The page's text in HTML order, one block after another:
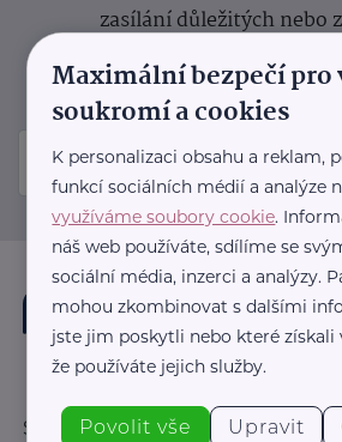
zasílání důležitých nebo
Prosíme, zkontrolujte
schránku, kam jsme poslali
Sledujte nás:
Maximální bezpečí pro
soukromí a cookies
K personalizaci obsahu a reklam,
funkcí sociálních médií a analýze
využíváme soubory cookie.
náš web používáte, sdílíme se
sociální média, inzerci a analýzy.
mohou zkombinovat s dalšími
jste jim poskytli nebo které získali
že používáte jejich služby.
Povolit vše Upravit